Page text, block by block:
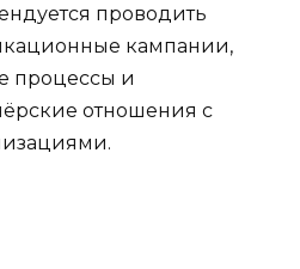
проводить
кампании,
процессы и
отношения с